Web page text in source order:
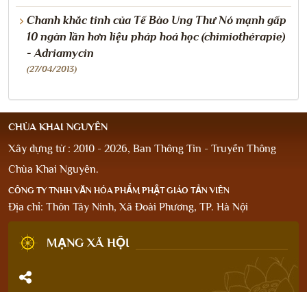
Chanh khắc tinh của Tế Bào Ung Thư Nó mạnh gấp
10 ngàn lần hơn liệu pháp hoá học (chimiothérapie)
- Adriamycin
(27/04/2013)
CHÙA KHAI NGUYÊN
Xây dựng từ : 2010 - 2026, Ban Thông Tin - Truyền Thông
Chùa Khai Nguyên.
CÔNG TY TNHH VĂN HÓA PHẨM PHẬT GIÁO TẢN VIÊN
Địa chỉ: Thôn Tây Ninh, Xã Đoài Phương, TP. Hà Nội
MẠNG XÃ HỘI